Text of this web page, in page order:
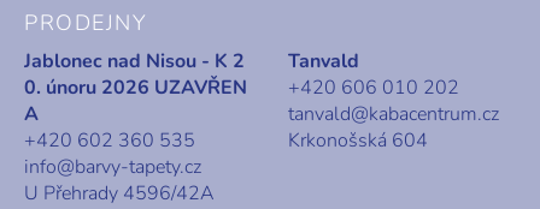
PRODEJNY
Jablonec nad Nisou - K 2
0. únoru 2026 UZAVŘEN
A
+420 602 360 535
info@barvy-tapety.cz
U Přehrady 4596/42A
Tanvald
+420 606 010 202
tanvald@kabacentrum.cz
Krkonošská 604